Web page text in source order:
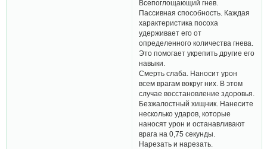
Всепоглощающий гнев.
Пассивная способность. Каждая
характеристика посоха
удерживает его от
определенного количества гнева.
Это помогает укрепить другие его
навыки.
Смерть слаба. Наносит урон
всем врагам вокруг них. В этом
случае восстановление здоровья.
Безжалостный хищник. Нанесите
несколько ударов, которые
наносят урон и останавливают
врага на 0,75 секунды.
Нарезать и нарезать.